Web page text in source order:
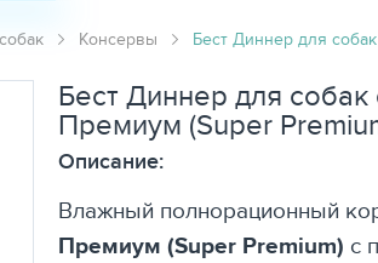
Консервы Бест Диннер для
Бест Диннер для
Премиум (Super
Описание:
Влажный полнорационный
Премиум (Super Premium) с